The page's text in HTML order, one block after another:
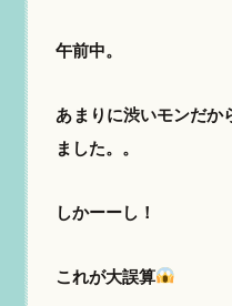
午前中。
あまりに渋いモンだか
ました。。
しかーーし！
これが大誤算